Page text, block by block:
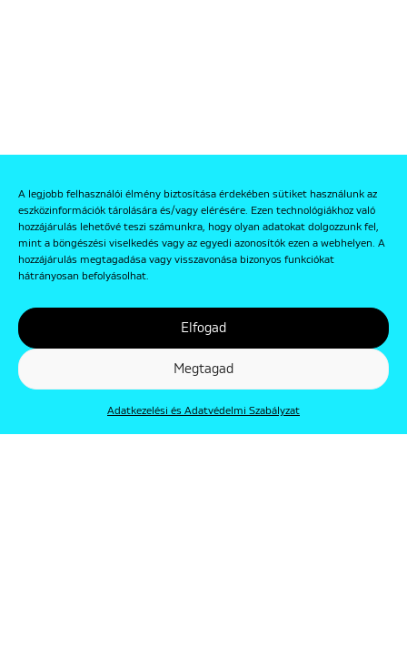
A legjobb felhasználói élmény biztosítása érdekében sütiket használunk az
eszközinformációk tárolására és/vagy elérésére. Ezen technológiákhoz való
hozzájárulás lehetővé teszi számunkra, hogy olyan adatokat dolgozzunk fel,
mint a böngészési viselkedés vagy az egyedi azonosítók ezen a webhelyen. A
hozzájárulás megtagadása vagy visszavonása bizonyos funkciókat
hátrányosan befolyásolhat.
Elfogad
Megtagad
Adatkezelési és Adatvédelmi Szabályzat